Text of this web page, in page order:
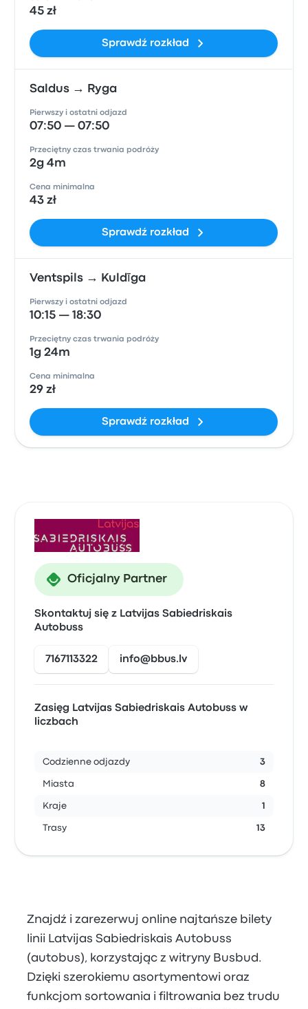
45 zł
Sprawdź rozkład
Saldus → Ryga
Pierwszy i ostatni odjazd
07:50 — 07:50
Przeciętny czas trwania podróży
2g 4m
Cena minimalna
43 zł
Sprawdź rozkład
Ventspils → Kuldīga
Pierwszy i ostatni odjazd
10:15 — 18:30
Przeciętny czas trwania podróży
1g 24m
Cena minimalna
29 zł
Sprawdź rozkład
Oficjalny Partner
Skontaktuj się z Latvijas Sabiedriskais
Autobuss
7167113322 info@bbus.lv
Zasięg Latvijas Sabiedriskais Autobuss w
liczbach
Codzienne odjazdy 3
Miasta 8
Kraje 1
Trasy 13
Znajdź i zarezerwuj online najtańsze bilety
linii Latvijas Sabiedriskais Autobuss
(autobus), korzystając z witryny Busbud.
Dzięki szerokiemu asortymentowi oraz
funkcjom sortowania i filtrowania bez trudu